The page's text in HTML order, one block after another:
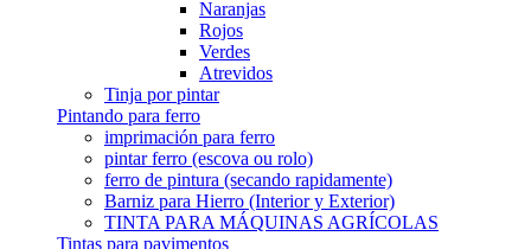
Naranjas
Rojos
Verdes
Atrevidos
Tinja por pintar
Pintando para ferro
imprimación para ferro
pintar ferro (escova ou rolo)
ferro de pintura (secando rapidamente)
Barniz para Hierro (Interior y Exterior)
TINTA PARA MÁQUINAS AGRÍCOLAS
Tintas para pavimentos